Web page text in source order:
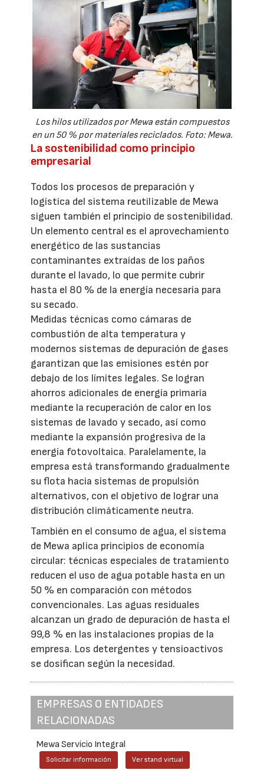
Los hilos utilizados por Mewa están compuestos
en un 50 % por materiales reciclados. Foto: Mewa.
La sostenibilidad como principio
empresarial
Todos los procesos de preparación y
logística del sistema reutilizable de Mewa
siguen también el principio de sostenibilidad.
Un elemento central es el aprovechamiento
energético de las sustancias
contaminantes extraídas de los paños
durante el lavado, lo que permite cubrir
hasta el 80 % de la energía necesaria para
su secado.
Medidas técnicas como cámaras de
combustión de alta temperatura y
modernos sistemas de depuración de gases
garantizan que las emisiones estén por
debajo de los límites legales. Se logran
ahorros adicionales de energía primaria
mediante la recuperación de calor en los
sistemas de lavado y secado, así como
mediante la expansión progresiva de la
energía fotovoltaica. Paralelamente, la
empresa está transformando gradualmente
su flota hacia sistemas de propulsión
alternativos, con el objetivo de lograr una
distribución climáticamente neutra.
También en el consumo de agua, el sistema
de Mewa aplica principios de economía
circular: técnicas especiales de tratamiento
reducen el uso de agua potable hasta en un
50 % en comparación con métodos
convencionales. Las aguas residuales
alcanzan un grado de depuración de hasta el
99,8 % en las instalaciones propias de la
empresa. Los detergentes y tensioactivos
se dosifican según la necesidad.
EMPRESAS O ENTIDADES
RELACIONADAS
Mewa Servicio Integral
Solicitar información Ver stand virtual